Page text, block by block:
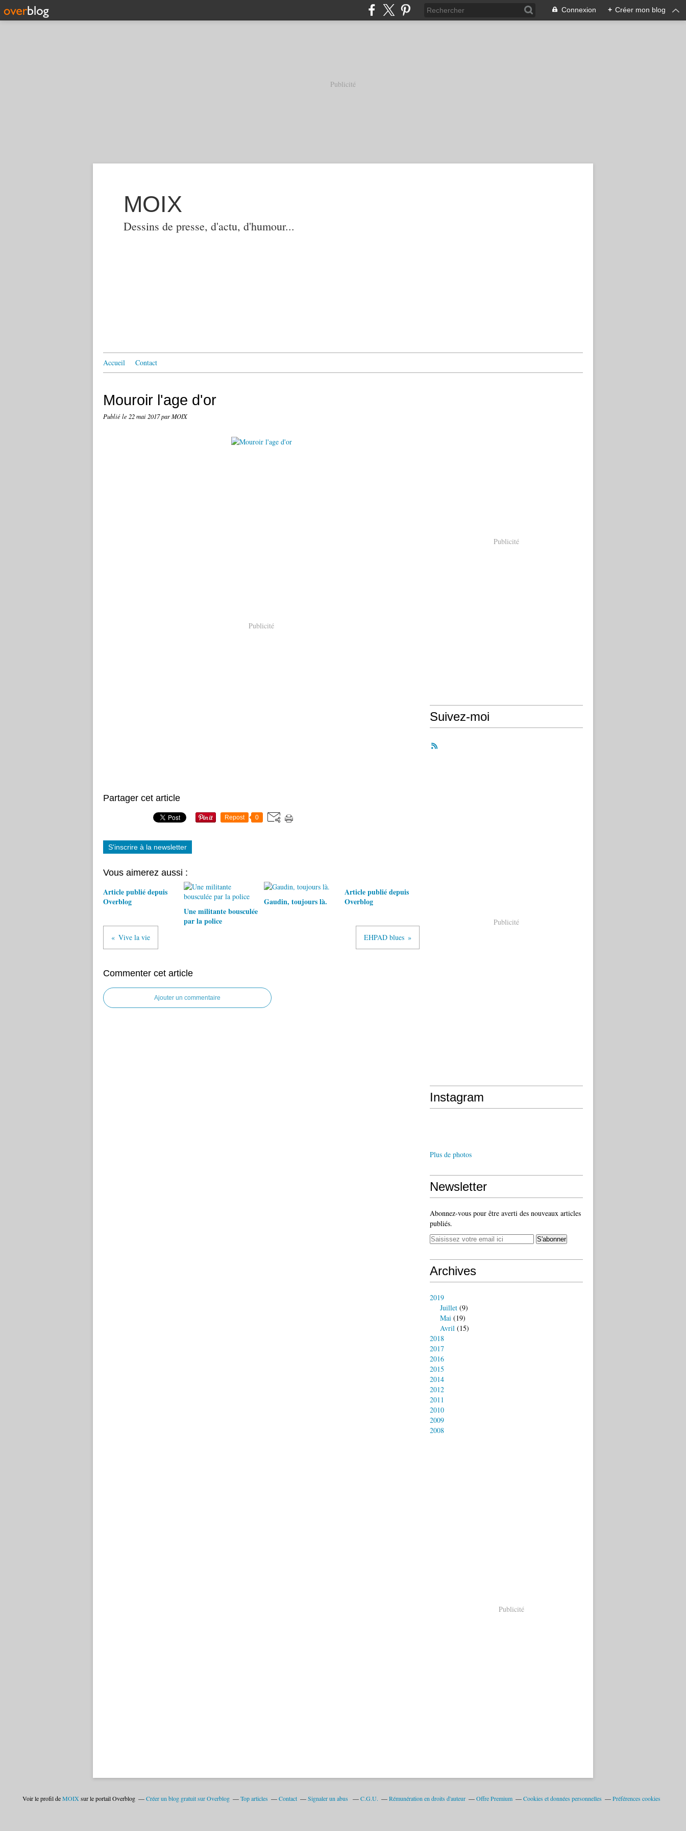
Connexion + Créer mon blog
Publicité
MOIX
Dessins de presse, d'actu, d'humour...
Accueil Contact
Mouroir l'age d'or
Publié le 22 mai 2017par MOIX
Publicité
Partager cet article
Repost 0
S'inscrire à la newsletter
Vous aimerez aussi :
Article publié depuis
Overblog
Une militante bousculée
par la police
Gaudin, toujours là.
Article publié depuis
Overblog
Vive la vie EHPAD blues
Commenter cet article
Ajouter un commentaire
Publicité
Suivez-moi
Publicité
Instagram
Plus de photos
Newsletter
Abonnez-vous pour être averti des nouveaux articles
publiés.
Archives
2019
Juillet (9)
Mai (19)
Avril (15)
2018
2017
2016
2015
2014
2012
2011
2010
2009
2008
Publicité
Voir le profil deMOIX sur le portail Overblog Créer un blog gratuit sur Overblog Top articles Contact Signaler un abus C.G.U. Rémunération en droits d'auteur Offre Premium Cookies et données personnelles Préférences cookies